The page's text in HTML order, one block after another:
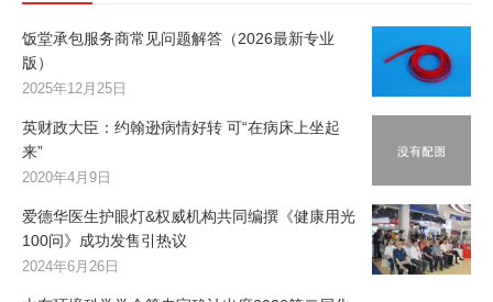
饭堂承包服务商常见问题解答（2026最新专业
版）
2025年12月25日
英财政大臣：约翰逊病情好转 可“在病床上坐起
来”
2020年4月9日
爱德华医生护眼灯&权威机构共同编撰《健康用光
100问》成功发售引热议
2024年6月26日